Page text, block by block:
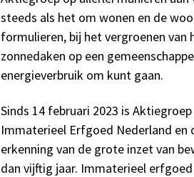
steeds als het om wonen en de
formulieren, bij het vergroenen van
zonnedaken op een
energieverbruik om kunt gaan.
Sinds 14 februari 2023 is
Immaterieel Erfgoed Nederland en
erkenning van de grote inzet van
dan vijftig jaar. Immaterieel